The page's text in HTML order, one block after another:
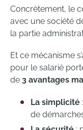
Concrètement, le
avec une société
la partie
Et ce mécanisme
pour le salarié
de 3 avantages
La simplicité
de